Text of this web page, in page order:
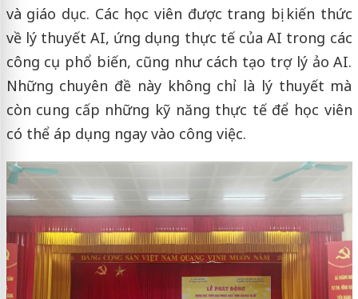
và giáo dục. Các học viên được trang bị kiến thức
về lý thuyết AI, ứng dụng thực tế của AI trong các
công cụ phổ biến, cũng như cách tạo trợ lý ảo AI.
Những chuyên đề này không chỉ là lý thuyết mà
còn cung cấp những kỹ năng thực tế để học viên
có thể áp dụng ngay vào công việc.